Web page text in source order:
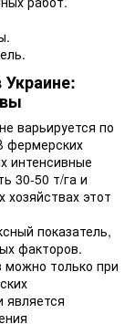
варьируется по
фермерских
интенсивные
30-50 т/га и
этот
показатель,
факторов.
только при
является